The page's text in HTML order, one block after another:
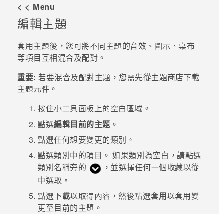
配件
優惠專區
焦點訊息
銷售門市
VIVELAND
< < Menu
編輯主題
套用主題後，您可將不同主題的音效、圖示、桌布
等項目互相混合及配對。
重要: 若要混合及配對主題，您需先從主題商店下載
主題元件。
按住小工具面板上的空白區域。
點選編輯目前的主題。
點選任何想要變更的類別。
點選類別中的項目。 如果類別為空白，請點選
類別名稱旁的
，並選擇任何一個收藏以從
中選取。
點選下載以取得內容，然後點選套用以套用變
更至目前的主題。